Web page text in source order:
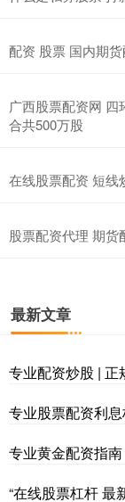
配资 股票 国内期
广西股票配资网
合共500万股
在线股票配资 短线
股票配资代理 期
最新文章
专业配资炒股 | 正
专业股票配资利
专业黄金配资指
“在线股票杠杆 最